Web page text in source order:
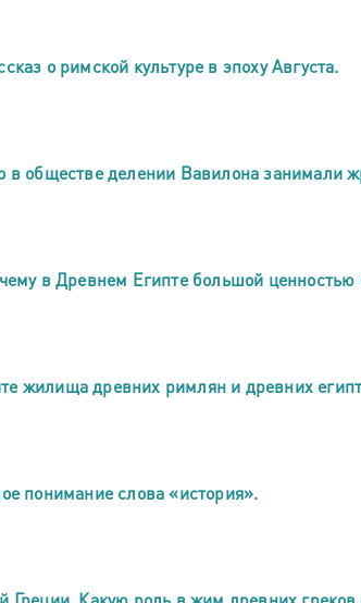
о римской культуре в эпоху Августа.
в обществе делении Вавилона занимали
в Древнем Египте большой ценностью
жилища древних римлян и древних
понимание слова «история».